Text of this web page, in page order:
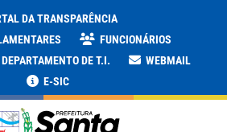
DA TRANSPARÊNCIA
FUNCIONÁRIOS
DEPARTAMENTO DE T.I.
WEBMAIL
E-SIC